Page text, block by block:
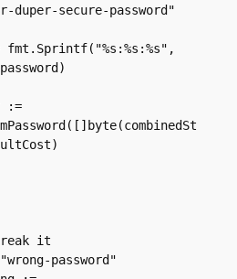
duper-secure-password"
it
password"